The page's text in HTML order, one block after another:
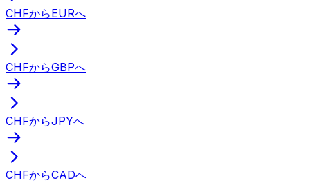
CHFからEURへ
CHFからGBPへ
CHFからJPYへ
CHFからCADへ